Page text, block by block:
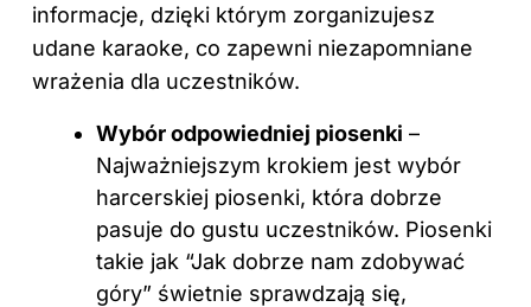
informacje, dzięki którym zorganizujesz
udane karaoke, co zapewni niezapomniane
wrażenia dla uczestników.
Wybór odpowiedniej piosenki –
Najważniejszym krokiem jest wybór
harcerskiej piosenki, która dobrze
pasuje do gustu uczestników. Piosenki
takie jak “Jak dobrze nam zdobywać
góry” świetnie sprawdzają się,